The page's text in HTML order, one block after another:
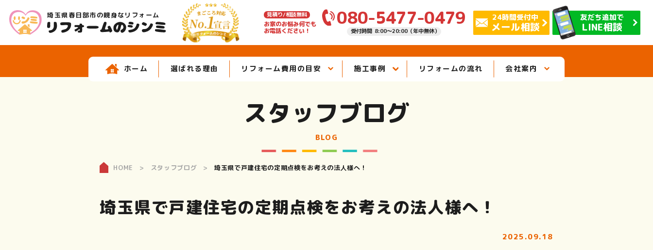
埼玉県春日部市の親身なリフォーム 見積り/相談無料
お家のお悩み何でも
お電話ください！
080-5477-0479
受付時間 8:00～20:00（年中無休）
24時間受付中
メール相談
友だち追加で
LINE相談
ホーム 選ばれる理由 リフォーム費用の目安 施工事例 リフォームの流れ 会社案内
スタッフブログ
BLOG
HOME スタッフブログ 埼玉県で戸建住宅の定期点検をお考えの法人様へ！
埼玉県で戸建住宅の定期点検をお考えの法人様へ！
2025.09.18